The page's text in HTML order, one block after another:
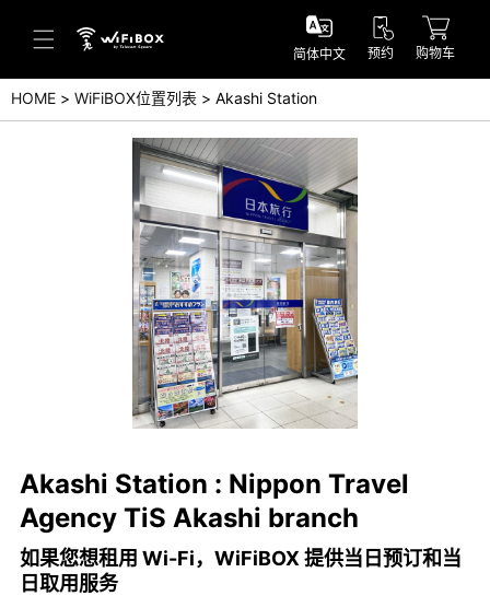
帮助／询问
帮助中心(日本语)
帮助中心(英语)
询问(日本语)
简体中文 预约 购物车
HOME WiFiBOX位置列表 Akashi Station
Akashi Station : Nippon Travel
Agency TiS Akashi branch
如果您想租用 Wi-Fi，WiFiBOX 提供当日预订和当
日取用服务